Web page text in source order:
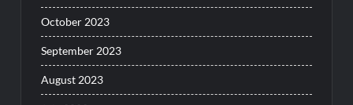
October 2023
September 2023
August 2023